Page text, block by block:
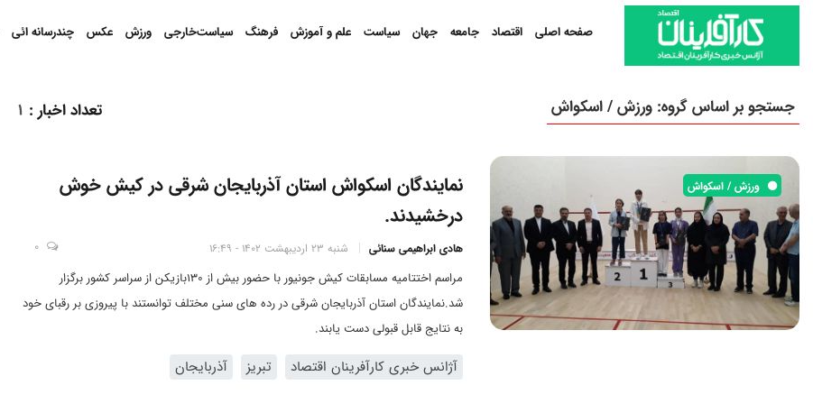
صفحه اصلی اقتصاد جامعه جهان سیاست علم و آموزش فرهنگ سیاست‌خارجی ورزش عکس چندرسانه ائی
جستجو بر اساس گروه: ورزش / اسکواش تعداد اخبار :
1
ورزش / اسکواش
نمایندگان اسکواش استان آذربایجان شرقی در کیش خوش
درخشیدند.
هادی ابراهیمی سنائی شنبه 23 اردیبهشت 1402 - 16:49 0
مراسم اختتامیه مسابقات کیش جونیور با حضور بیش از 130‌بازیکن از سراسر کشور برگزار
شد.نمایندگان استان آذربایجان شرقی در رده های سنی مختلف توانستند با پیروزی بر رقبای خود
به نتایج قابل قبولی دست یابند.
آژانس خبری کارآفرینان اقتصاد تبریز آذربایجان